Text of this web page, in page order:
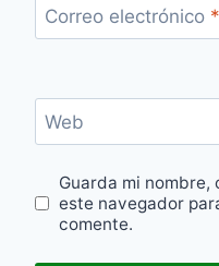
Correo electrónico *
Web
Guarda mi
este navegador
comente.